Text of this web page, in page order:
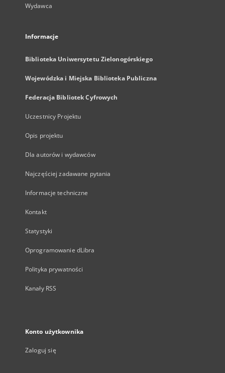
Wydawca
Informacje
Biblioteka Uniwersytetu Zielonogórskiego
Wojewódzka i Miejska Biblioteka Publiczna
Federacja Bibliotek Cyfrowych
Uczestnicy Projektu
Opis projektu
Dla autorów i wydawców
Najczęściej zadawane pytania
Informacje techniczne
Kontakt
Statystyki
Oprogramowanie dLibra
Polityka prywatności
Kanały RSS
Konto użytkownika
Zaloguj się